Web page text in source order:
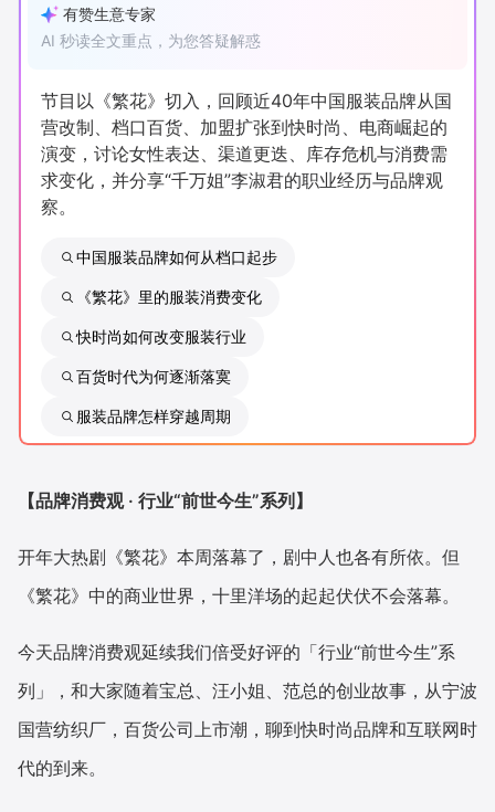
有赞春季发布会
新零售私享会 门店经营增长公开课
AllValue 战略合作
增长产品指南
智库 产品场景库
行业洞察
品牌消费观
增长俱乐部 有赞商盟
商家社区 社群交流
有赞生意专家
AI 秒读全文重点，为您答疑解惑
节目以《繁花》切入，回顾近40年中国服装品牌从国
营改制、档口百货、加盟扩张到快时尚、电商崛起的
演变，讨论女性表达、渠道更迭、库存危机与消费需
求变化，并分享“千万姐”李淑君的职业经历与品牌观
察。
中国服装品牌如何从档口起步
《繁花》里的服装消费变化
快时尚如何改变服装行业
百货时代为何逐渐落寞
服装品牌怎样穿越周期
【品牌消费观 · 行业“前世今生”系列】
开年大热剧《繁花》本周落幕了，剧中人也各有所依。但
《繁花》中的商业世界，十里洋场的起起伏伏不会落幕。
今天品牌消费观延续我们倍受好评的「行业“前世今生”系
列」，和大家随着宝总、汪小姐、范总的创业故事，从宁波
国营纺织厂，百货公司上市潮，聊到快时尚品牌和互联网时
代的到来。